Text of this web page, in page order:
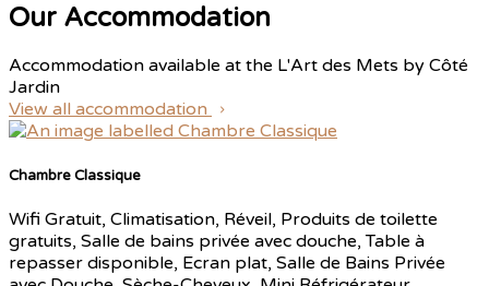
Our Accommodation
Accommodation available at the L'Art des Mets by Côté
Jardin
View all accommodation
Chambre Classique
Wifi Gratuit, Climatisation, Réveil, Produits de toilette
gratuits, Salle de bains privée avec douche, Table à
repasser disponible, Ecran plat, Salle de Bains Privée